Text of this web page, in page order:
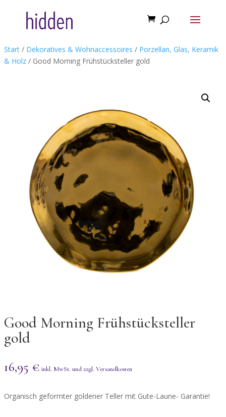
Start / Dekoratives & Wohnaccessoires / Porzellan, Glas, Keramik
& Holz / Good Morning Frühstücksteller gold
Good Morning Frühstücksteller
gold
16,95 €
Organisch geformter goldener Teller mit Gute-Laune- Garantie!